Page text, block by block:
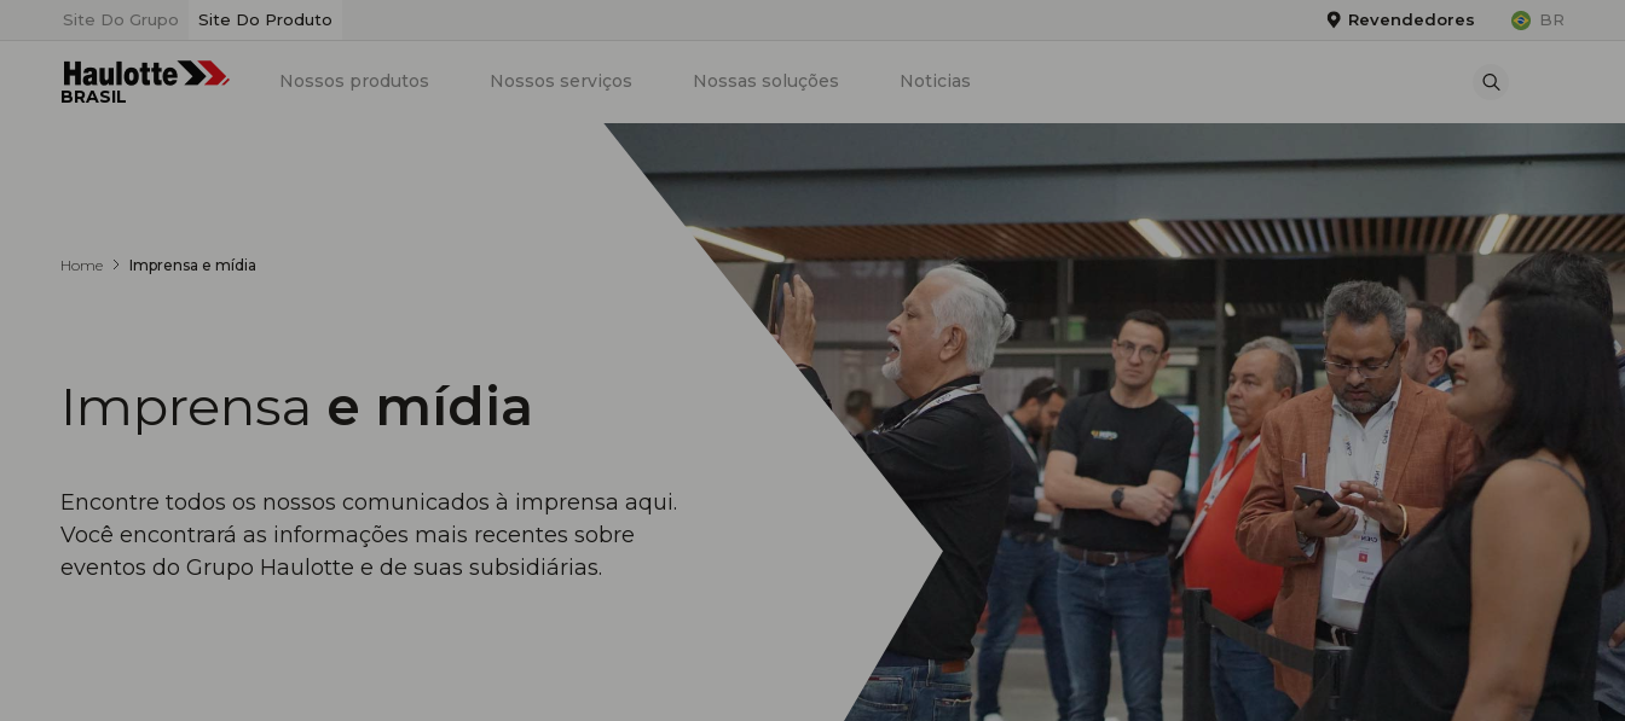
Painel de Gerenciamento de Cookies
BRASIL
Site Do Produto
Nossos produtos Nossos serviços Nossas soluções Noticias
Revendedores BR
Site Do Grupo
Home Imprensa e mídia
Imprensa e mídia
Encontre todos os nossos comunicados à imprensa aqui.
Você encontrará as informações mais recentes sobre
eventos do Grupo Haulotte e de suas subsidiárias.